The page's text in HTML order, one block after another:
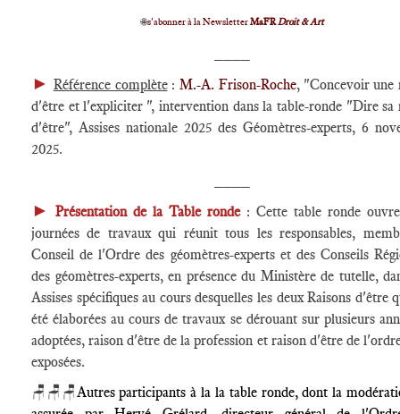
🌐s'abonner à la NewsletterMaFRDroit & Art
► Référence complète: M.-A. Frison-Roche, "Concevoir une
d'être et l'expliciter ", intervention dans la table-ronde "Dire sa
d'être", Assises nationale 2025 des Géomètres-experts, 6
2025.
► Présentation de la Table ronde: Cette table ronde
journées de travaux qui réunit tous les responsables,
Conseil de l'Ordre des géomètres-experts et des Conseils
des géomètres-experts, en présence du Ministère de tutelle,
Assises spécifiques au cours desquelles les deux Raisons d'être
été élaborées au cours de travaux se dérouant sur plusieurs
adoptées, raison d'être de la profession et raison d'être de
exposées.
🪑🪑🪑Autres participants à la la table ronde, dont la